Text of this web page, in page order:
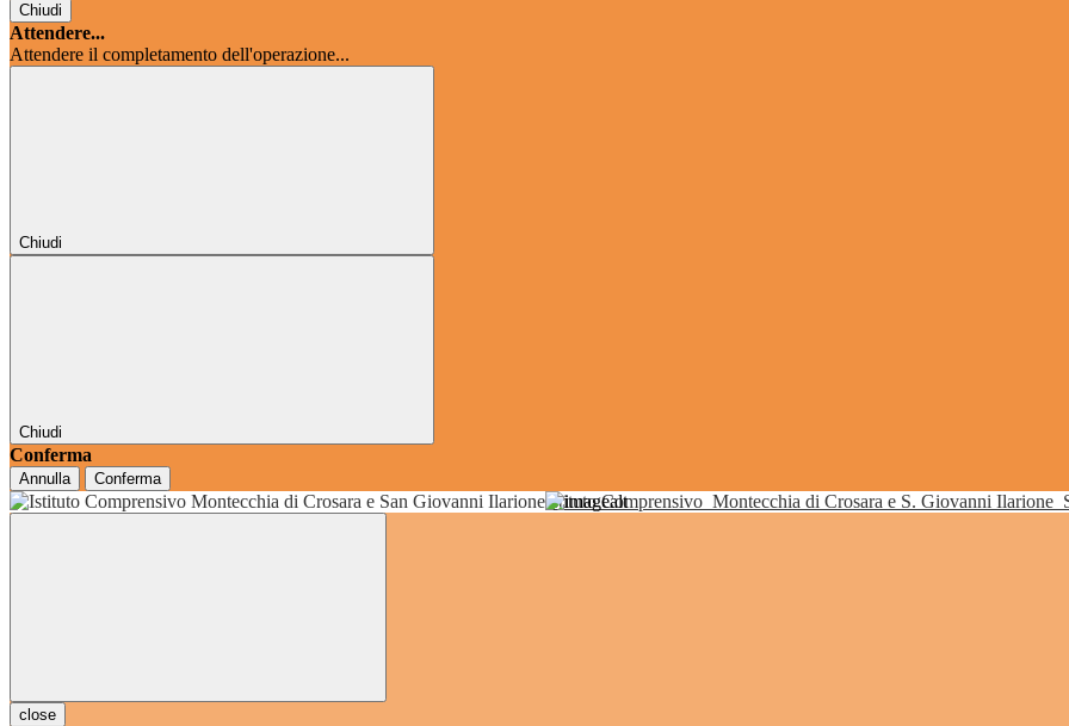
Chiudi
Attendere...
Attendere il completamento dell'operazione...
Chiudi
Chiudi
Conferma
Annulla Conferma
Istituto Comprensivo Montecchia di Crosara e S. Giovanni Ilarione
grado
close